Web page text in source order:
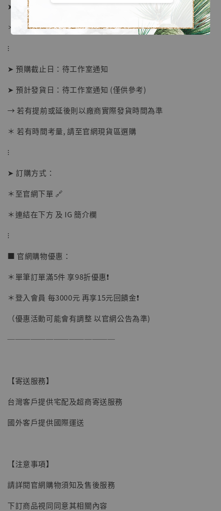
【店內現貨】海賊王 系列蒐藏雕像 布魯克達
NT$ 1,870
【現貨】BJSTUDIO 1/6系列可動蒐藏人偶 讓
NT$ 4,980
NT$ 5,300
➤ 1:1牛角特典單買價格 2080元
＊ 國際運費另計
⁝
➤ 預購截止日：待工作室通知
➤ 預計發貨日：待工作室通知 (僅供參考)
→ 若有提前或延後則以廠商實際發貨時間為準
＊ 若有時間考量, 請至官網現貨區選購
⁝
➤ 訂購方式：
＊至官網下單 🔗
＊連結在下方 及 IG 簡介欄
⁝
■ 官網購物優惠：
＊單筆訂單滿5件 享98折優惠❗️
＊登入會員 每3000元 再享15元回饋金❗️
（優惠活動可能會有調整 以官網公告為準)
──────────────
【寄送服務】
台灣客戶提供宅配及超商寄送服務
國外客戶提供國際運送
【注意事項】
請詳閱官網購物須知及售後服務
下訂商品視同同意其相關內容